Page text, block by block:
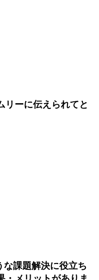
リーに伝えられてと
な課題解決に役立ち